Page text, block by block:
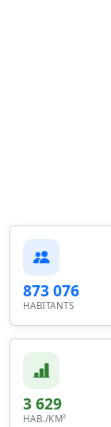
873 076
HABITANTS
3 629
HAB./KM²